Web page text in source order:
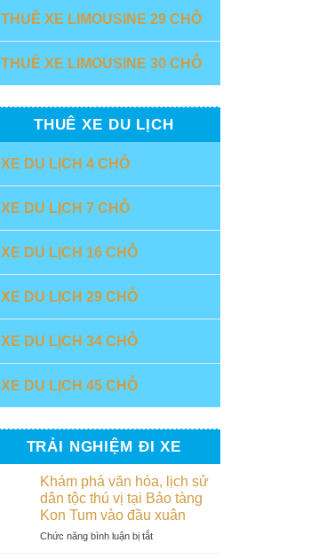
THUÊ XE LIMOUSINE 29 CHỖ
THUÊ XE LIMOUSINE 30 CHỖ
THUÊ XE DU LỊCH
XE DU LỊCH 4 CHỖ
XE DU LỊCH 7 CHỖ
XE DU LỊCH 16 CHỖ
XE DU LỊCH 29 CHỖ
XE DU LỊCH 34 CHỖ
XE DU LỊCH 45 CHỖ
TRẢI NGHIỆM ĐI XE
Khám phá văn hóa, lịch sử
dân tộc thú vị tại Bảo tàng
Kon Tum vào đầu xuân
Chức năng bình luận bị tắtở